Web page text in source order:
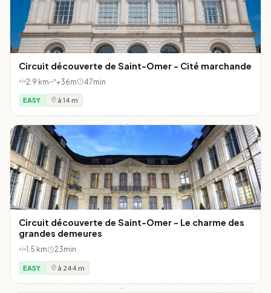
Circuit découverte de Saint-Omer - Cité marchande
2.9 km +36m 47min
EASY à 14 m
Circuit découverte de Saint-Omer - Le charme des
grandes demeures
1.5 km 23min
EASY à 244 m